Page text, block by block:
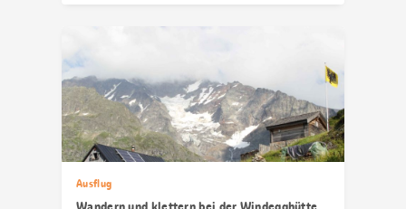
Ausflug